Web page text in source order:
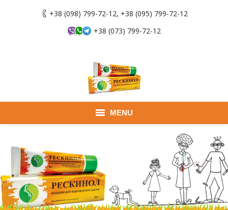
+38 (098) 799-72-12, +38 (095) 799-72-12
+38 (073) 799-72-12
MENU
Продукты
Применение